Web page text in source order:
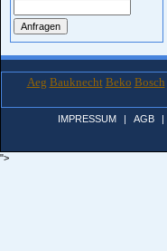
Aeg Bauknecht Beko Bosch
IMPRESSUM | AGB |
">